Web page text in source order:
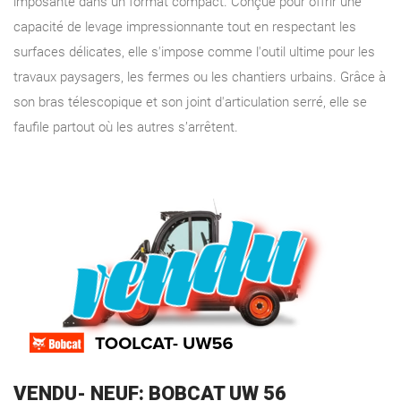
capacité de levage impressionnante tout en respectant les
surfaces délicates, elle s'impose comme l'outil ultime pour les
travaux paysagers, les fermes ou les chantiers urbains. Grâce à
son bras télescopique et son joint d'articulation serré, elle se
faufile partout où les autres s’arrêtent.
VENDU- NEUF: BOBCAT UW 56